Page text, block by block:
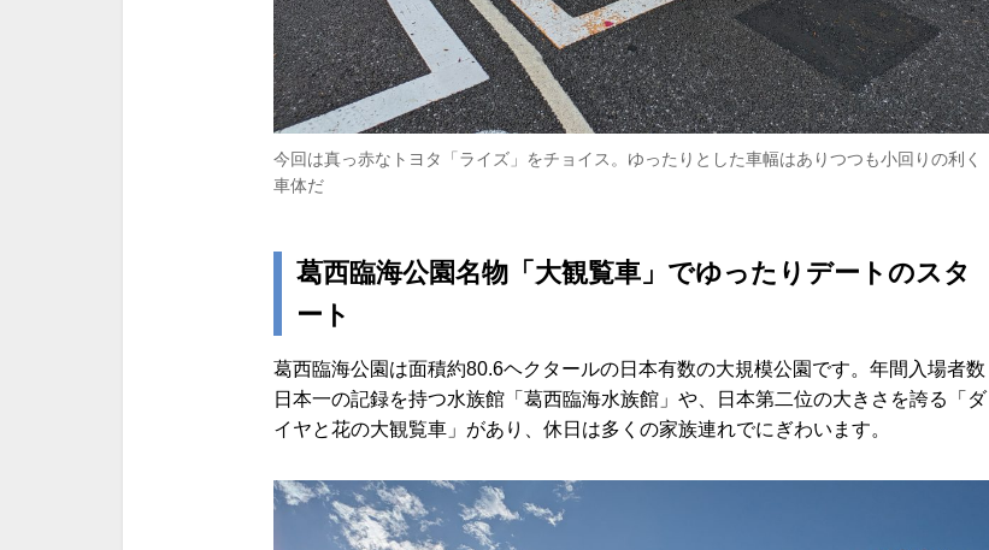
今回は真っ赤なトヨタ「ライズ」をチョイス。ゆったりとした車幅はありつつも小回りの利く
車体だ
葛西臨海公園名物「大観覧車」でゆったりデートのスタ
ート
葛西臨海公園は面積約80.6ヘクタールの日本有数の大規模公園です。年間入場者数
日本一の記録を持つ水族館「葛西臨海水族館」や、日本第二位の大きさを誇る「ダ
イヤと花の大観覧車」があり、休日は多くの家族連れでにぎわいます。